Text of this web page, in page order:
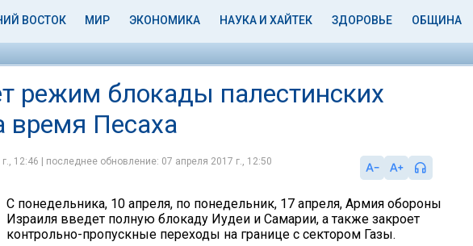
ВОСТОК МИР ЭКОНОМИКА НАУКА И ХАЙТЕК ЗДОРОВЬЕ ОБЩИНА
режим блокады палестинских
время Песаха
12:46 | последнее обновление: 07 апреля 2017 г., 12:50
С понедельника, 10 апреля, по понедельник, 17 апреля, Армия обороны
Израиля введет полную блокаду Иудеи и Самарии, а также закроет
контрольно-пропускные переходы на границе с сектором Газы.